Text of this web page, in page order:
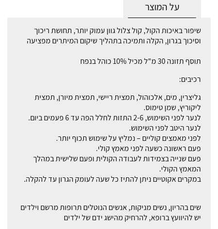
על המוצר
שיפור באיכות הקול, קול צלול גוון עמוק יותר, תחושת ריכוך
וסיכוך בגרון, הקלה ותמיכה בתהליך שיקום המיתרים מפציעה
תוסף תזונה 30 מ"ל מכיל 10% כוהל בנפח
רכיבים:
גליצרין, מים, אלכוהול, תמצית ריישי, תמצית מיורן, תמצית
ליקוריץ, שמן טימוס.
לנער לפני השימוש, 2-6 התזות לחלל הפה עד 6 פעמים ביום.
לנער היטב לפני השימוש.
לפני מאמצים קוליים – נמליץ על שימוש תכוף יותר.
פעם ראשונה כשעה לפני מאמץ קולי.
פעם שנייה בצמידות לעבודה הקולית ופעם שלישית במהלך
המאמץ הקולי.
במקרים אקוטיים ניתן להתיז כל שעה לעומק הגרון עד להקלה.
שים בהריון, נשים מניקות, אנשים הנוטלים תרופות מרשם וילדים
יש להיוועץ ברופא, להרחיק מהישג ידם של ילדים